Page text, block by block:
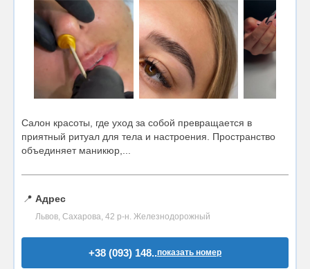
Салон красоты, где уход за собой превращается в
приятный ритуал для тела и настроения. Пространство
объединяет маникюр,...
📍 Адрес
Львов, Сахарова, 42 р-н. Железнодорожный
+38 (093) 148..показать номер